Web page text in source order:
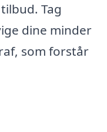
Tag
dine minder
som forstår